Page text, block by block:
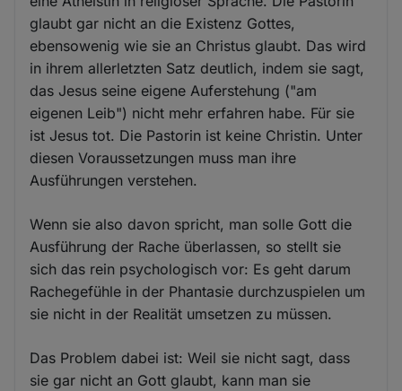
glaubt gar nicht an die Existenz Gottes,
ebensowenig wie sie an Christus glaubt. Das wird
in ihrem allerletzten Satz deutlich, indem sie sagt,
das Jesus seine eigene Auferstehung ("am
eigenen Leib") nicht mehr erfahren habe. Für sie
ist Jesus tot. Die Pastorin ist keine Christin. Unter
diesen Voraussetzungen muss man ihre
Ausführungen verstehen.
Wenn sie also davon spricht, man solle Gott die
Ausführung der Rache überlassen, so stellt sie
sich das rein psychologisch vor: Es geht darum
Rachegefühle in der Phantasie durchzuspielen um
sie nicht in der Realität umsetzen zu müssen.
Das Problem dabei ist: Weil sie nicht sagt, dass
sie gar nicht an Gott glaubt, kann man sie